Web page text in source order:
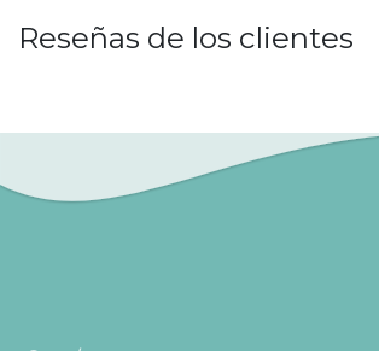
Reseñas de los clientes